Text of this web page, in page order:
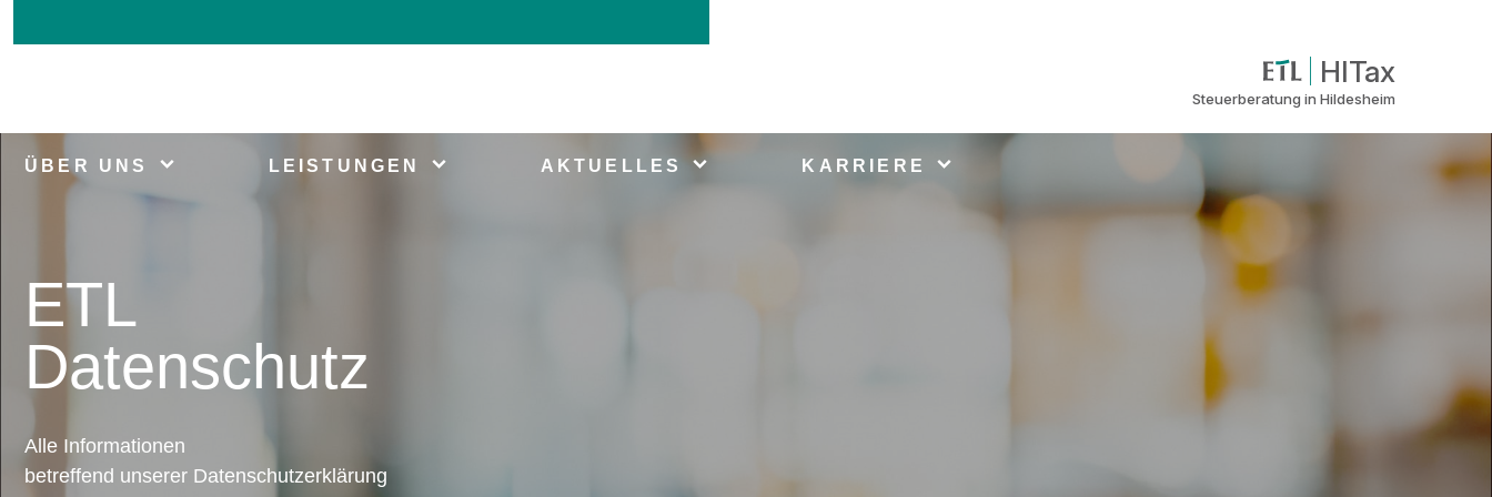
HITax
Steuerberatung in Hildesheim
ÜBER UNS LEISTUNGEN AKTUELLES KARRIERE
ETL
Datenschutz
Alle Informationen
betreffend unserer Datenschutzerklärung